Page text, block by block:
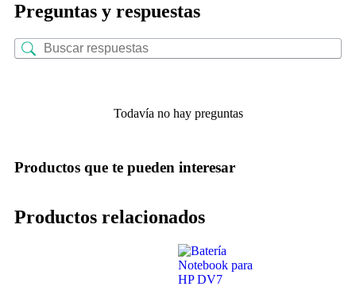
Preguntas y respuestas
Todavía no hay preguntas
Productos que te pueden interesar
Productos relacionados